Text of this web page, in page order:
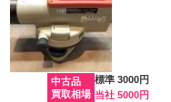
中古品
買取相場
標準 3000円
当社 5000円